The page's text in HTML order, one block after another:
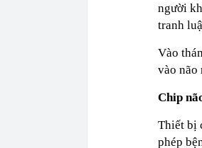
người
tranh
Vào
vào não
Chip
Thiết bị
phép